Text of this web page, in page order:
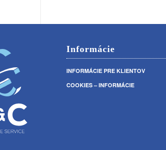
Informácie
INFORMÁCIE PRE KLIENTOV
COOKIES – INFORMÁCIE